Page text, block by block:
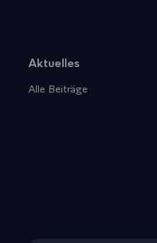
Sitemap
Aktuelles
Alle Beiträge